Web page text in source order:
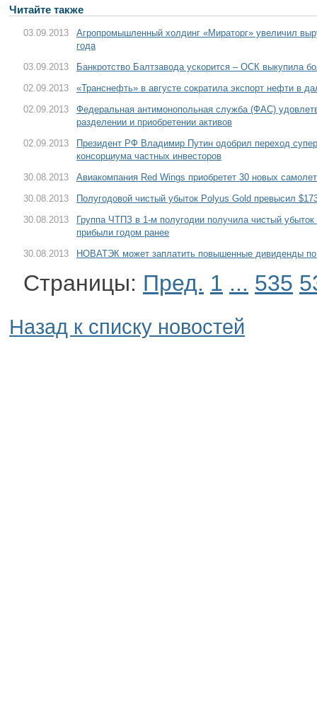
Читайте также
03.09.2013
Агропромышленный холдинг «Мираторг» увеличил
года
03.09.2013
Банкротство Балтзавода ускорится – ОСК выкупила
02.09.2013
«Транснефть» в августе сократила экспорт нефти в
02.09.2013
Федеральная антимонопольная служба (ФАС)
разделении и приобретении активов
02.09.2013
Президент РФ Владимир Путин одобрил переход
консорциума частных инвесторов
30.08.2013
Авиакомпания Red Wings приобретет 30 новых
30.08.2013
Полугодовой чистый убыток Polyus Gold превысил
30.08.2013
Группа ЧТПЗ в 1-м полугодии получила чистый
прибыли годом ранее
30.08.2013
НОВАТЭК может заплатить повышенные дивиденды по
Страницы: Пред. 1 ... 535
Назад к списку новостей